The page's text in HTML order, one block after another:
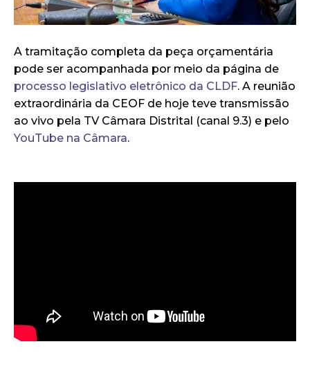
A tramitação completa da peça orçamentária
pode ser acompanhada por meio da página de
processo legislativo eletrônico da CLDF. A reunião
extraordinária da CEOF de hoje teve transmissão
ao vivo pela TV Câmara Distrital (canal 9.3) e pelo
YouTube na Câmara.